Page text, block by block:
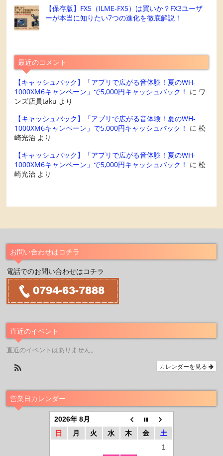
【保存版】FX5（ILME-FX5）は買いか？FX3ユーザ
ーが本当に知りたい7つの進化を徹底解説！
最近のコメント
【キャッシュバック】「アプリで広がる音体験！夏のWH-
1000XM6キャンペーン」で5,000円キャッシュバック！ に ワ
ンズ店員taku より
【キャッシュバック】「アプリで広がる音体験！夏のWH-
1000XM6キャンペーン」で5,000円キャッシュバック！ に松
崎光治 より
【キャッシュバック】「アプリで広がる音体験！夏のWH-
1000XM6キャンペーン」で5,000円キャッシュバック！ に松
崎光治 より
お問い合わせはコチラ
電話でのお問い合わせはコチラ
直近のイベント
直近のイベントはありません。
カレンダーを見る
営業日カレンダー
2026年 8月
日
月 火 水 木 金
土
1